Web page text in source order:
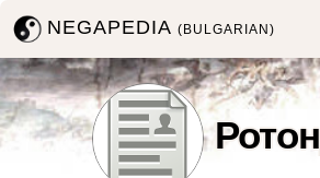
NEGAPEDIA(BULGARIAN)